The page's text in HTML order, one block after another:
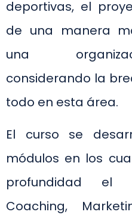
deportivas, el
de una manera
una
considerando la
todo en esta área.
El curso se
módulos en los
profundidad el
Coaching,